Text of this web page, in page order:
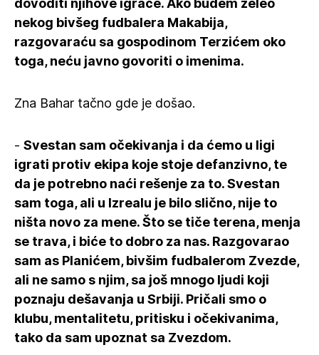
dovoditi njihove igrače. Ako budem želeo
nekog bivšeg fudbalera Makabija,
razgovaraću sa gospodinom Terzićem oko
toga, neću javno govoriti o imenima.
Zna Bahar tačno gde je došao.
- Svestan sam očekivanja i da ćemo u ligi
igrati protiv ekipa koje stoje defanzivno, te
da je potrebno naći rešenje za to. Svestan
sam toga, ali u Izrealu je bilo slično, nije to
ništa novo za mene. Što se tiče terena, menja
se trava, i biće to dobro za nas. Razgovarao
sam as Planićem, bivšim fudbalerom Zvezde,
ali ne samo s njim, sa još mnogo ljudi koji
poznaju dešavanja u Srbiji. Pričali smo o
klubu, mentalitetu, pritisku i očekivanima,
tako da sam upoznat sa Zvezdom.